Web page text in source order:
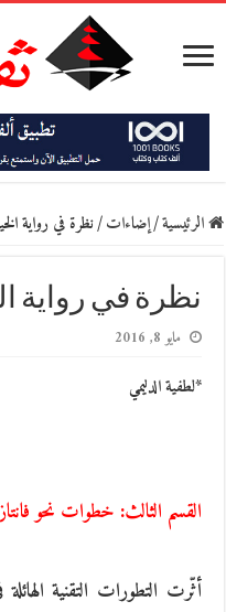
الرئيسية/إضاءات/نظرة في رواية
نظرة في رواية
مايو 8, 2016
*لطفية الدليمي
القسم الثالث: خطوات نحو
أثّرت التطورات التقنية الهائلة